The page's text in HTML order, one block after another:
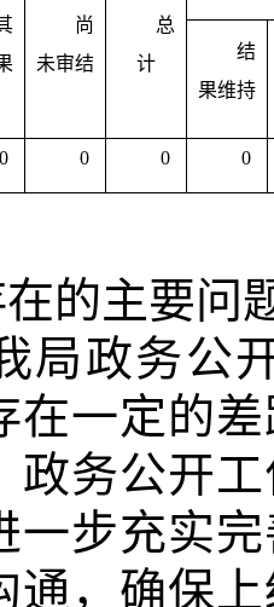
尚
未审结
总
计
结
果维持
0 0 0 0
的主要问
局政务公
在一定的
政务公开
一步充实
通，确保